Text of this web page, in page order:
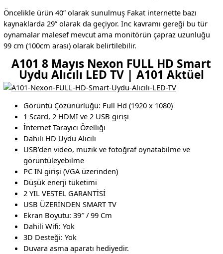
Öncelikle ürün 40” olarak sunulmuş Fakat internette bazı
kaynaklarda 29” olarak da geçiyor. Inc kavramı gereği bu tür
oynamalar malesef mevcut ama monitörün çapraz uzunluğu
99 cm (100cm arası) olarak belirtilebilir.
A101 8 Mayıs Nexon FULL HD Smart
Uydu Alıcılı LED TV | A101 Aktüel
Görüntü Çözünürlüğü: Full Hd (1920 x 1080)
1 Scard, 2 HDMI ve 2 USB girişi
İnternet Tarayıcı Özelliği
Dahili HD Uydu Alıcılı
USB’den video, müzik ve fotoğraf oynatabilme ve
görüntüleyebilme
PC IN girişi (VGA üzerinden)
Düşük enerji tüketimi
2 YIL VESTEL GARANTİSİ
USB ÜZERİNDEN SMART TV
Ekran Boyutu: 39″ / 99 Cm
Dahili Wifi: Yok
3D Desteği: Yok
Duvara asma aparatı hediyedir.